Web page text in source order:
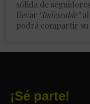
sólida de
llevar “Indeseable”al
podrá compartir su
¡Sé parte!